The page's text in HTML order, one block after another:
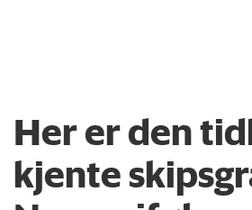
Her er den
kjente